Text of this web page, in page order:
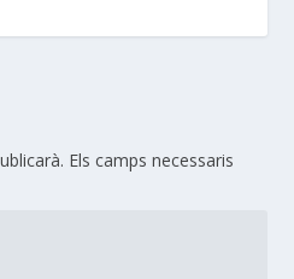
Els camps necessaris